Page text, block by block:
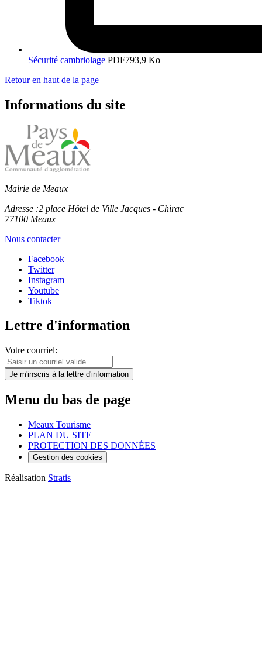
Sécurité cambriolage PDF793,9 Ko
Retour en haut de la page
Informations du site
Mairie de Meaux
Adresse :2 place Hôtel de Ville Jacques - Chirac
77100 Meaux
Nous contacter
Facebook
Twitter
Instagram
Youtube
Tiktok
Lettre d'information
Votre courriel:
Je m'inscris à la lettre d'information
Menu du bas de page
Meaux Tourisme
PLAN DU SITE
PROTECTION DES DONNÉES
Gestion des cookies
Réalisation Stratis